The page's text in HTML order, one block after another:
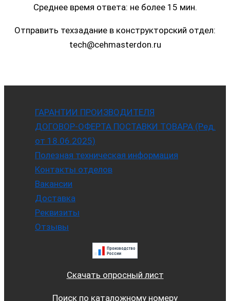
Среднее время ответа: не более 15 мин.
Отправить техзадание в конструкторский отдел:
tech@cehmasterdon.ru
ГАРАНТИИ ПРОИЗВОДИТЕЛЯ
ДОГОВОР-ОФЕРТА ПОСТАВКИ ТОВАРА (Ред.
от 18.06.2025)
Полезная техническая информация
Контакты отделов
Вакансии
Доставка
Реквизиты
Отзывы
Скачать опросный лист
Поиск по каталожному номеру